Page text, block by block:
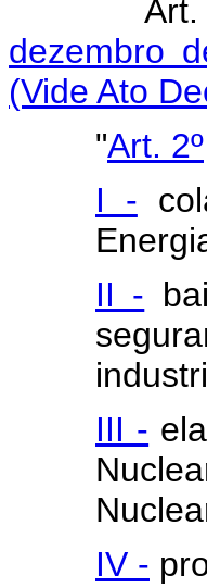
dezembro
(Vide Ato
"Art. 2º
I -
II -
III -
IV -